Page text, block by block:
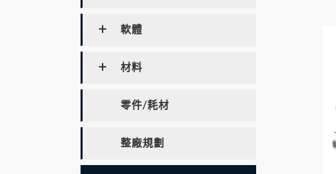
軟體
材料
零件/耗材
整廠規劃